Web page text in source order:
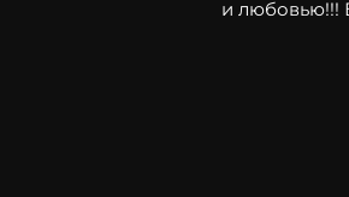
и любовью!!!